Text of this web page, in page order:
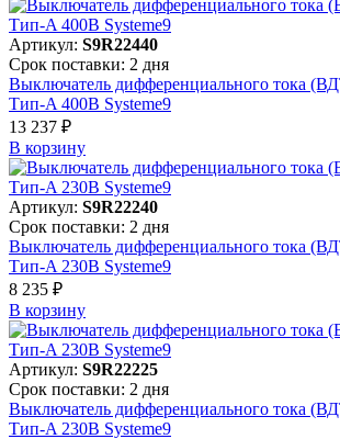
Артикул: S9R22440
Срок поставки: 2 дня
Выключатель дифференциального тока
Тип-A 400В Systeme9
13 237 ₽
В корзинy
Артикул: S9R22240
Срок поставки: 2 дня
Выключатель дифференциального тока
Тип-A 230В Systeme9
8 235 ₽
В корзинy
Артикул: S9R22225
Срок поставки: 2 дня
Выключатель дифференциального тока
Тип-A 230В Systeme9